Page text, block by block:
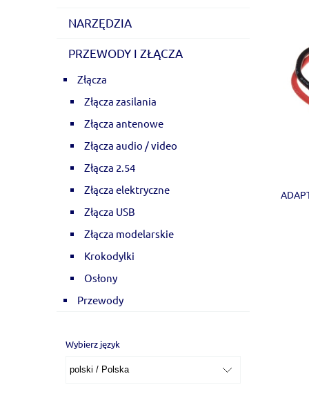
NARZĘDZIA
PRZEWODY I ZŁĄCZA
Złącza
Złącza zasilania
Złącza antenowe
Złącza audio / video
Złącza 2.54
Złącza elektryczne
Złącza USB
Złącza modelarskie
Krokodylki
Osłony
Przewody
Wybierz język